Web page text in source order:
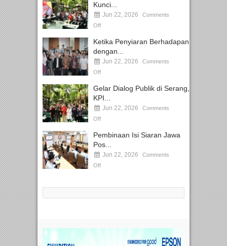
Kunci...
Jun 22, 2026
Comments
Off
Ketika Penyiaran Berhadapan
dengan...
Jun 22, 2026
Comments
Off
Gelar Dialog Publik di Serang,
KPI...
Jun 22, 2026
Comments
Off
Pembinaan Isi Siaran Jawa
Pos...
Jun 22, 2026
Comments
Off